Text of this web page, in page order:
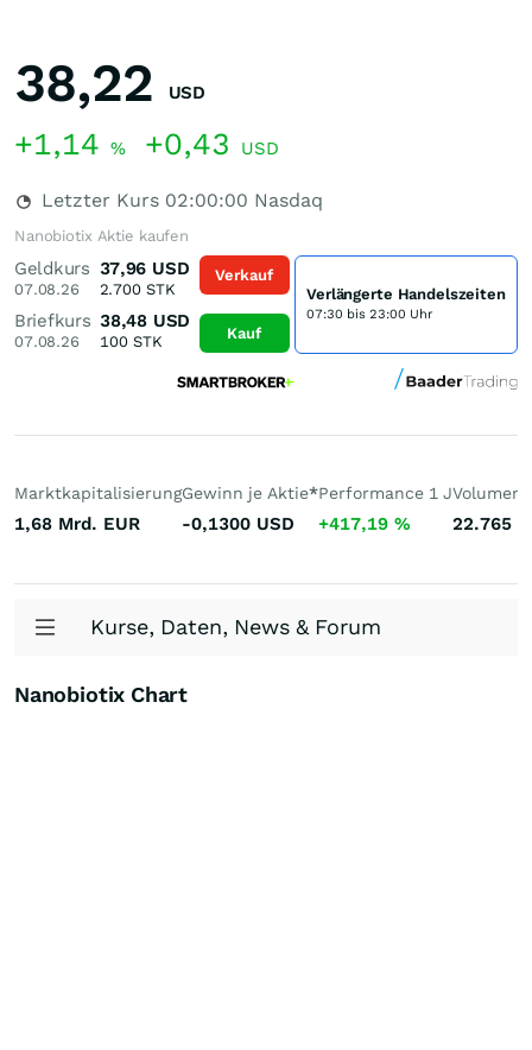
38,22 USD
+1,14 % +0,43 USD
Letzter Kurs 02:00:00 Nasdaq
Nanobiotix Aktie kaufen
Geldkurs
07.08.26
37,96 USD
2.700STK
Briefkurs
07.08.26
38,48 USD
100STK
Verkauf
Kauf
Verlängerte Handelszeiten
07:30 bis 23:00 Uhr
Marktkapitalisierung
1,68 Mrd. EUR
Gewinn je Aktie*
-0,1300 USD
Performance 1 J
+417,19 %
Volumen
22.765
Kurse, Daten, News & Forum
Nanobiotix Chart